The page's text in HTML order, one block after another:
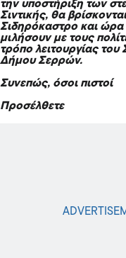
την υποστήριξη των
Σιντικής, θα
Σιδηρόκαστρο και
μιλήσουν με τους
τρόπο λειτουργίας
Δήμου Σερρών.
Συνεπώς, όσοι πιστοί
Προσέλθετε